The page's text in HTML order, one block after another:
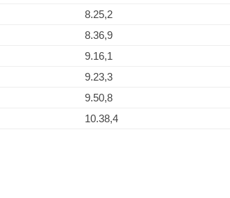
8.25,2
8.36,9
9.16,1
9.23,3
9.50,8
10.38,4